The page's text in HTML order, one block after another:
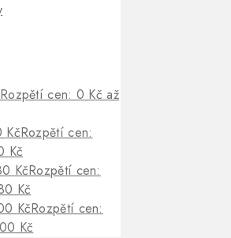
Rozpětí cen: 0 Kč až
KčRozpětí cen:
Kč
KčRozpětí cen:
Kč
KčRozpětí cen:
Kč